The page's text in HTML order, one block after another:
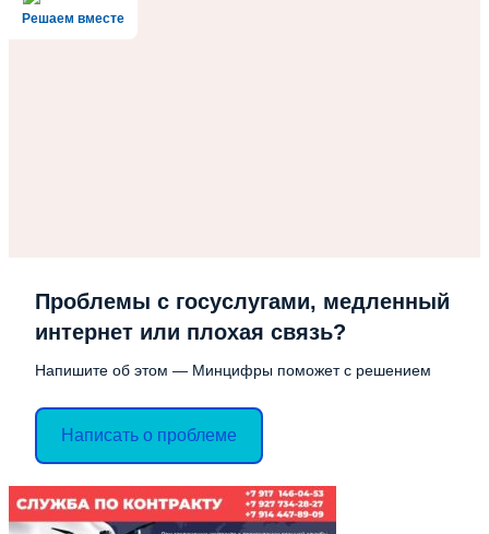
Решаем вместе
Проблемы с госуслугами, медленный
интернет или плохая связь?
Напишите об этом — Минцифры поможет с решением
Написать о проблеме